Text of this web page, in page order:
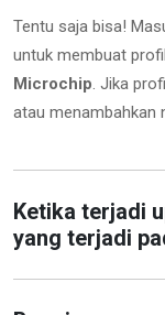
Tentu saja bisa!
untuk membuat
Microchip. Jika
atau menambahkan
Ketika terjadi
yang terjadi